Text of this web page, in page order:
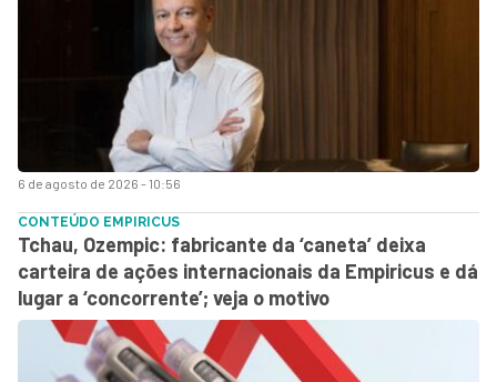
6 de agosto de 2026 - 10:56
CONTEÚDO EMPIRICUS
Tchau, Ozempic: fabricante da ‘caneta’ deixa
carteira de ações internacionais da Empiricus e dá
lugar a ‘concorrente’; veja o motivo